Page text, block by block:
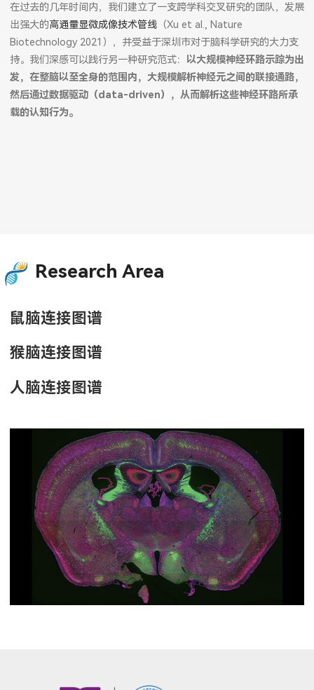
在过去的几年时间内，我们建立了一支跨学科交叉研究的团队，发展
出强大的高通量显微成像技术管线 （Xu et al., Nature
Biotechnology 2021），并受益于深圳市对于脑科学研究的大力支
持。我们深感可以践行另一种研究范式：
以大规模神经环路示踪为出
发，在整脑以至全身的范围内，大规模解析神经元之间的联接通路，
然后通过数据驱动（data-driven），从而解析这些神经环路所承
载的认知行为。
Research Area
鼠脑连接图谱
猴脑连接图谱
人脑连接图谱